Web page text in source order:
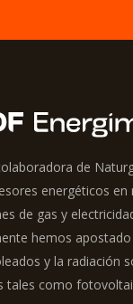
de
energéticos
de gas y
hemos
y la radiación
tales como